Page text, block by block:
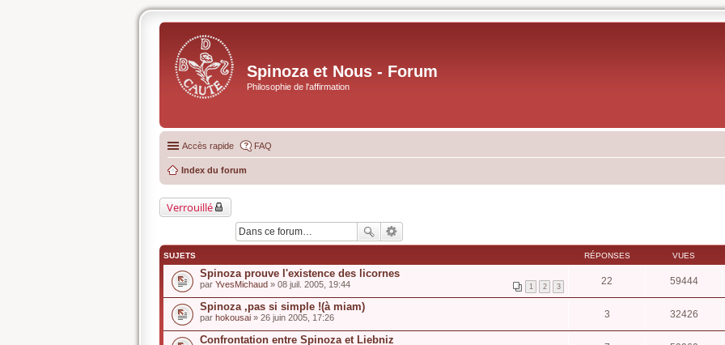
Spinoza et Nous - Forum
Philosophie de l'affirmation
Accès rapide FAQ
Index du forum
Verrouillé
SUJETS RÉPONSES VUES
Spinoza prouve l'existence des licornes
1 2 3
par YvesMichaud » 08 juil. 2005, 19:44 22 59444
Spinoza ,pas si simple !(à miam)
par hokousai » 26 juin 2005, 17:26 3 32426
Confrontation entre Spinoza et Liebniz